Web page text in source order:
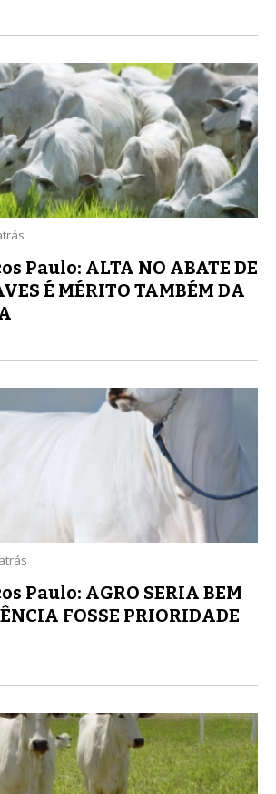
Paulo: ALTA NO ABATE DE
É MÉRITO TAMBÉM DA
Paulo: AGRO SERIA BEM
FOSSE PRIORIDADE